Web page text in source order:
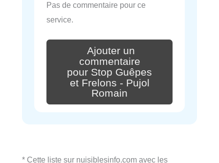
Pas de commentaire pour ce
service.
Ajouter un
commentaire
pour Stop Guêpes
et Frelons - Pujol
Romain
* Cette liste sur nuisiblesinfo.com avec les